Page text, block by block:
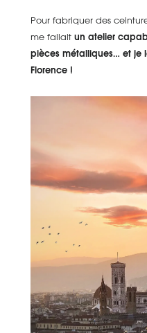
Pour fabriquer des
me fallaitun atelier
pièces métalliques… et je
Florence !